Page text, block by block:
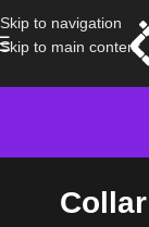
Skip to navigation
Skip to main content